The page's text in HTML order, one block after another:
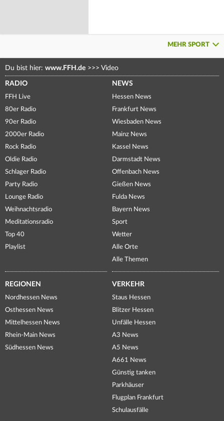
MEHR SPORT
Du bist hier: www.FFH.de >>> Video
RADIO
FFH Live
80er Radio
90er Radio
2000er Radio
Rock Radio
Oldie Radio
Schlager Radio
Party Radio
Lounge Radio
Weihnachtsradio
Meditationsradio
Top 40
Playlist
NEWS
Hessen News
Frankfurt News
Wiesbaden News
Mainz News
Kassel News
Darmstadt News
Offenbach News
Gießen News
Fulda News
Bayern News
Sport
Wetter
Alle Orte
Alle Themen
REGIONEN
Nordhessen News
Osthessen News
Mittelhessen News
Rhein-Main News
Südhessen News
VERKEHR
Staus Hessen
Blitzer Hessen
Unfälle Hessen
A3 News
A5 News
A661 News
Günstig tanken
Parkhäuser
Flugplan Frankfurt
Schulausfälle